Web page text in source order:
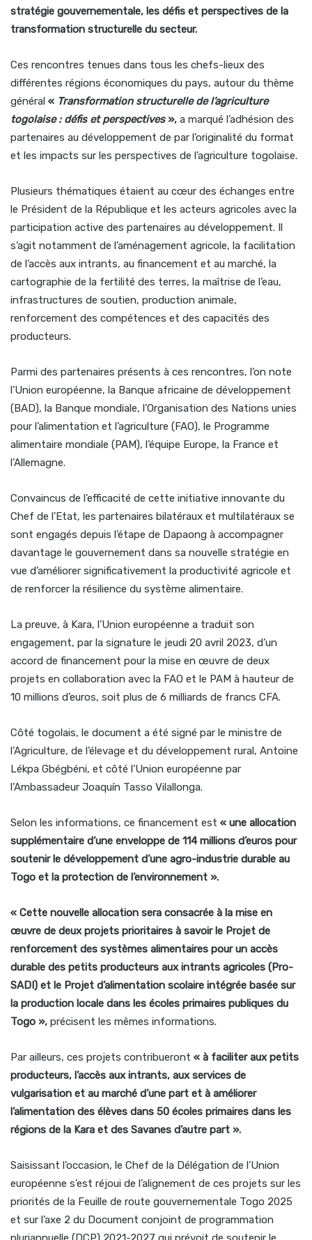
stratégie gouvernementale, les défis et perspectives de la
transformation structurelle du secteur.
Ces rencontres tenues dans tous les chefs-lieux des
différentes régions économiques du pays, autour du thème
général « Transformation structurelle de l’agriculture
togolaise : défis et perspectives», a marqué l’adhésion des
partenaires au développement de par l’originalité du format
et les impacts sur les perspectives de l’agriculture togolaise.
Plusieurs thématiques étaient au cœur des échanges entre
le Président de la République et les acteurs agricoles avec la
participation active des partenaires au développement. Il
s’agit notamment de l’aménagement agricole, la facilitation
de l’accès aux intrants, au financement et au marché, la
cartographie de la fertilité des terres, la maîtrise de l’eau,
infrastructures de soutien, production animale,
renforcement des compétences et des capacités des
producteurs.
Parmi des partenaires présents à ces rencontres, l’on note
l’Union européenne, la Banque africaine de développement
(BAD), la Banque mondiale, l’Organisation des Nations unies
pour l’alimentation et l’agriculture (FAO), le Programme
alimentaire mondiale (PAM), l’équipe Europe, la France et
l’Allemagne.
Convaincus de l’efficacité de cette initiative innovante du
Chef de l’Etat, les partenaires bilatéraux et multilatéraux se
sont engagés depuis l’étape de Dapaong à accompagner
davantage le gouvernement dans sa nouvelle stratégie en
vue d’améliorer significativement la productivité agricole et
de renforcer la résilience du système alimentaire.
La preuve, à Kara, l’Union européenne a traduit son
engagement, par la signature le jeudi 20 avril 2023, d’un
accord de financement pour la mise en œuvre de deux
projets en collaboration avec la FAO et le PAM à hauteur de
10 millions d’euros, soit plus de 6 milliards de francs CFA.
Côté togolais, le document a été signé par le ministre de
l’Agriculture, de l’élevage et du développement rural, Antoine
Lékpa Gbégbéni, et côté l’Union européenne par
l’Ambassadeur Joaquín Tasso Vilallonga.
Selon les informations, ce financement est « une allocation
supplémentaire d’une enveloppe de 114 millions d’euros pour
soutenir le développement d’une agro-industrie durable au
Togo et la protection de l’environnement ».
« Cette nouvelle allocation sera consacrée à la mise en
œuvre de deux projets prioritaires à savoir le Projet de
renforcement des systèmes alimentaires pour un accès
durable des petits producteurs aux intrants agricoles (Pro-
SADI) et le Projet d’alimentation scolaire intégrée basée sur
la production locale dans les écoles primaires publiques du
Togo », précisent les mêmes informations.
Par ailleurs, ces projets contribueront « à faciliter aux petits
producteurs, l’accès aux intrants, aux services de
vulgarisation et au marché d’une part et à améliorer
l’alimentation des élèves dans 50 écoles primaires dans les
régions de la Kara et des Savanes d’autre part ».
Saisissant l’occasion, le Chef de la Délégation de l’Union
européenne s’est réjoui de l’alignement de ces projets sur les
priorités de la Feuille de route gouvernementale Togo 2025
et sur l’axe 2 du Document conjoint de programmation